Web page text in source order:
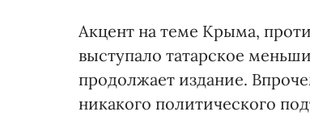
Акцент на теме Крыма,
выступало татарское
продолжает издание.
никакого политического